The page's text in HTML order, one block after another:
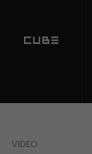
VIDEO